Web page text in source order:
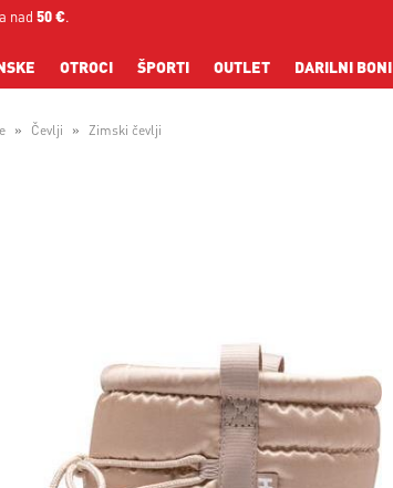
nad 50 €.
OTROCI ŠPORTI OUTLET DARILNI BONI
Čevlji Zimski čevlji